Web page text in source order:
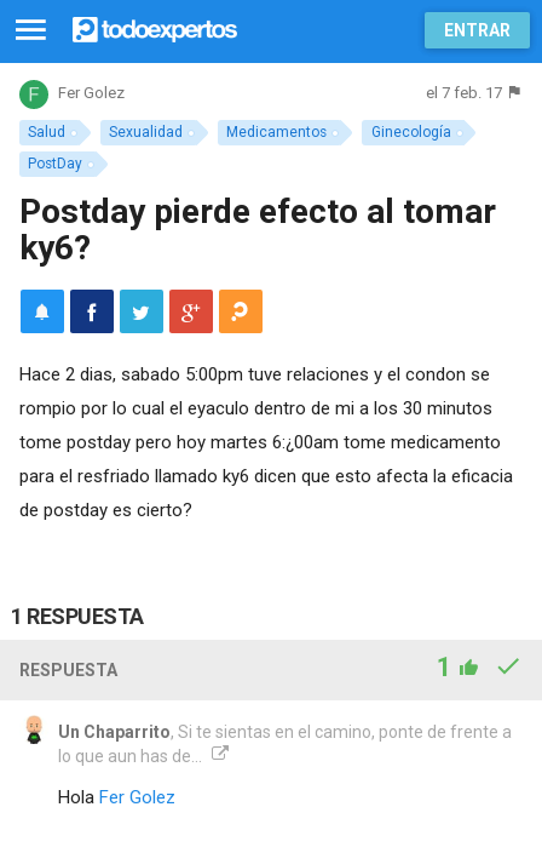
ENTRAR
Salud Sexualidad Medicamentos
Ginecología
PostDay
Fer Golez el 7 feb. 17
Postday pierde efecto al tomar
ky6?
Hace 2 dias, sabado 5:00pm tuve relaciones y el condon se
rompio por lo cual el eyaculo dentro de mi a los 30 minutos
tome postday pero hoy martes 6:¿00am tome medicamento
para el resfriado llamado ky6 dicen que esto afecta la eficacia
de postday es cierto?
1 RESPUESTA
RESPUESTA 1
Un Chaparrito, Si te sientas en el camino, ponte de frente a
lo que aun has de...
Hola Fer Golez